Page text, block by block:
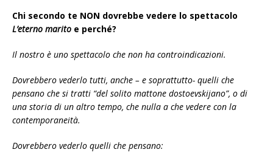
Chi secondo te NON dovrebbe vedere lo spettacolo
L’eterno marito e perché?
Il nostro è uno spettacolo che non ha controindicazioni.
Dovrebbero vederlo tutti, anche – e soprattutto- quelli che
pensano che si tratti “del solito mattone dostoevskijano”, o di
una storia di un altro tempo, che nulla a che vedere con la
contemporaneità.
Dovrebbero vederlo quelli che pensano: